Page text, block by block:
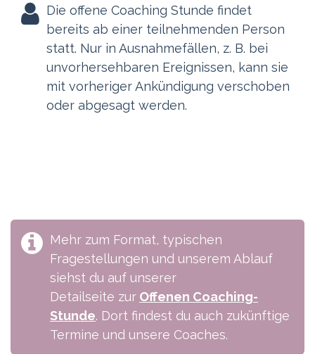
Die offene Coaching Stunde findet
bereits ab einer teilnehmenden Person
statt. Nur in Ausnahmefällen, z. B. bei
unvorhersehbaren Ereignissen, kann sie
mit vorheriger Ankündigung verschoben
oder abgesagt werden.
Mehr zum Format, typischen
Fragestellungen und unserem Ablauf
siehst du auf unserer
Detailseite zur Offenen Coaching-
Stunde. Dort findest du auch zukünftige
Termine und unsere Coaches.